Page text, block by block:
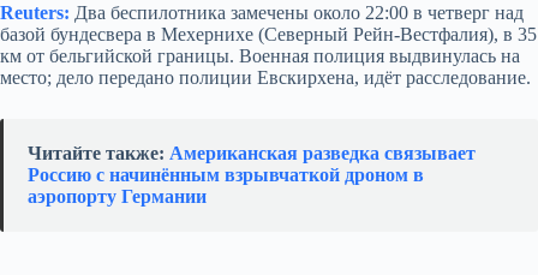
Reuters: Два беспилотника замечены около 22:00 в четверг над
базой бундесвера в Мехернихе (Северный Рейн-Вестфалия), в 35
км от бельгийской границы. Военная полиция выдвинулась на
место; дело передано полиции Евскирхена, идёт расследование.
Читайте также: Американская разведка связывает
Россию с начинённым взрывчаткой дроном в
аэропорту Германии